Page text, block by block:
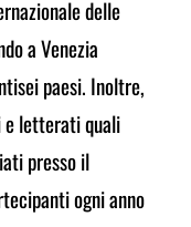
delle
a Venezia
paesi. Inoltre,
e letterati quali
presso il
ogni anno